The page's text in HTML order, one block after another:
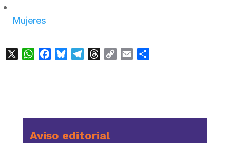
Mujeres
WhatsApp
FacebookBlueskyTelegramThreads
Copy Email
Aviso editorial